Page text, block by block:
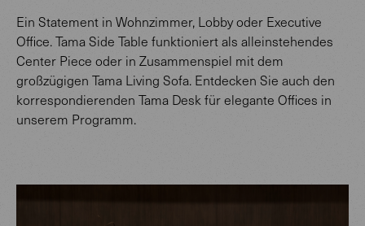
Ein Statement in Wohnzimmer, Lobby oder Executive
Office. Tama Side Table funktioniert als alleinstehendes
Center Piece oder in Zusammenspiel mit dem
großzügigen Tama Living Sofa. Entdecken Sie auch den
korrespondierenden Tama Desk für elegante Offices in
unserem Programm.